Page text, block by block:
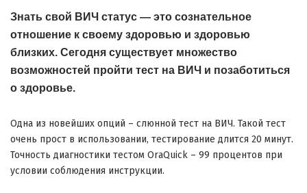
Знать свой ВИЧ статус — это сознательное
отношение к своему здоровью и здоровью
близких. Сегодня существует множество
возможностей пройти тест на ВИЧ и позаботиться
о здоровье.
Одна из новейших опций – слюнной тест на ВИЧ. Такой тест
очень прост в использовании, тестирование длится 20 минут.
Точность диагностики тестом OraQuick – 99 процентов при
условии соблюдения инструкции.